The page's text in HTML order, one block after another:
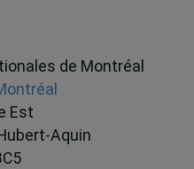
de Montréal
Est
Aquin